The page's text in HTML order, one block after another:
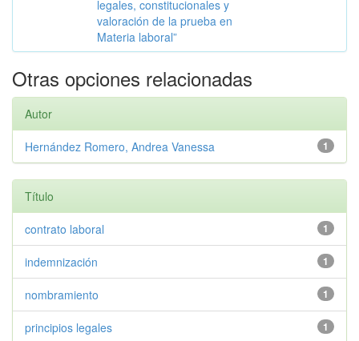
legales, constitucionales y
valoración de la prueba en
Materia laboral”
Otras opciones relacionadas
Autor
1
Hernández Romero, Andrea Vanessa
Título
1
contrato laboral
1
indemnización
1
nombramiento
1
principios legales